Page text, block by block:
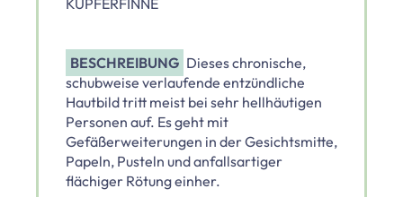
BESCHREIBUNG Dieses chronische,
schubweise verlaufende entzündliche
Hautbild tritt meist bei sehr hellhäutigen
Personen auf. Es geht mit
Gefäßerweiterungen in der Gesichtsmitte,
Papeln, Pusteln und anfallsartiger
flächiger Rötung einher.